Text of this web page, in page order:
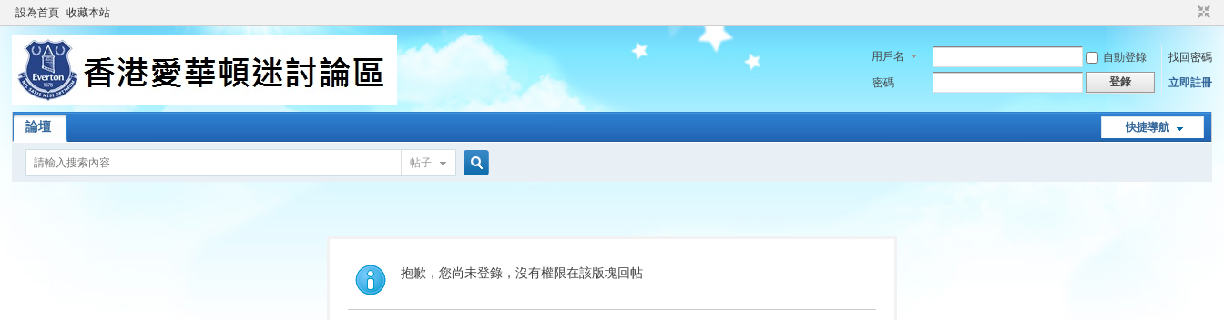
設為首頁 收藏本站
用戶名 自動登錄
找回密碼
密碼
登錄 立即註冊
快捷導航
論壇
帖子
索
抱歉，您尚未登錄，沒有權限在該版塊回帖